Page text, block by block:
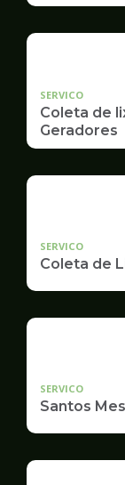
SERVICO
Coleta de
Geradores
SERVICO
Coleta de
SERVICO
Santos